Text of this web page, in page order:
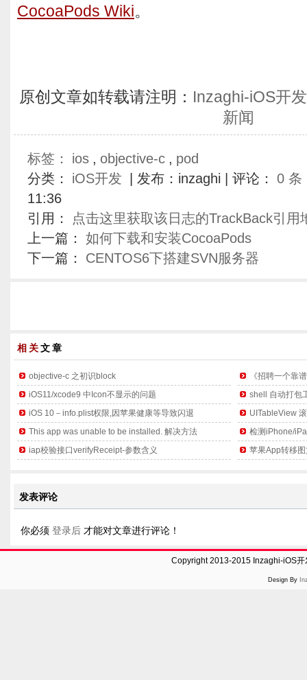
CocoaPods Wiki。
原创文章如转载请注明： Inzaghi-iOS开
新闻
标签： ios , objective-c , pod
分类：
iOS开发 | 发布：inzaghi | 评论： 0 条
11:36
引用：
点击这里获取该日志的TrackBack引用
上一篇：
如何下载和安装CocoaPods
下一篇：
CENTOS6下搭建SVN服务器
相关文章
objective-c 之初识block
《招聘一个靠
iOS11/xcode9 中Icon不显示的问题
shell 自动打包
iOS 10－info.plist权限,因苹果健康等导致闪退
UITableView
This app was unable to be installed. 解决方法
检测iPhone/
iap校验接口verifyReceipt-参数含义
苹果App转移
发表评论
你必须 登录后 才能对文章进行评论！
Copyright 2013-2015 Inzaghi-iOS
Design By